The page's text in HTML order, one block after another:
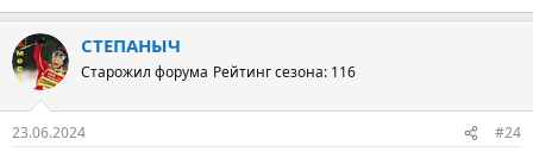
СТЕПАНЫЧ
Старожил форума Рейтинг сезона: 116
23.06.2024 #24